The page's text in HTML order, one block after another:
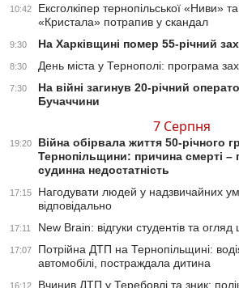
10:42
Ексголкіпер тернопільської «Ниви» та
«Кристала» потрапив у скандал
9:30 На Харківщині помер 55-річний
8:30 День міста у Тернополі: програма
7:30
На війні загинув 20-річний
Бучаччини
7 Серпня
19:20
Війна обірвала життя 50-річного
Тернопільщини: причина смерті –
судинна недостатність
17:15
Нагодувати людей у надзвичайних
відповідально
17:11 New Brain: відгуки студентів та
17:07
Потрійна ДТП на Тернопільщині:
автомобілі, постраждала дитина
16:12 Вчинив ДТП у Теребовлі та зник: